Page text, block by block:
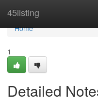
45listing
Home
Home
1
Detailed